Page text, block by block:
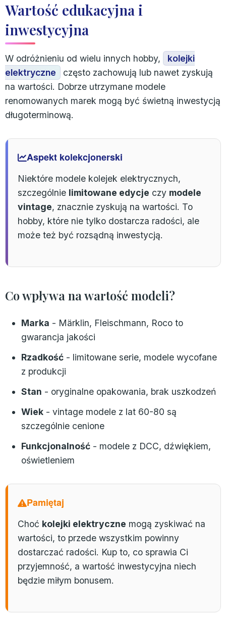
Wartość edukacyjna i
inwestycyjna
W odróżnieniu od wielu innych hobby,
kolejki
elektryczne
często zachowują lub nawet zyskują
na wartości. Dobrze utrzymane modele
renomowanych marek mogą być świetną inwestycją
długoterminową.
Aspekt kolekcjonerski
Niektóre modele kolejek elektrycznych,
szczególnie limitowane edycje czy modele
vintage, znacznie zyskują na wartości. To
hobby, które nie tylko dostarcza radości, ale
może też być rozsądną inwestycją.
Co wpływa na wartość modeli?
Marka - Märklin, Fleischmann, Roco to
gwarancja jakości
Rzadkość - limitowane serie, modele wycofane
z produkcji
Stan - oryginalne opakowania, brak uszkodzeń
Wiek - vintage modele z lat 60-80 są
szczególnie cenione
Funkcjonalność - modele z DCC, dźwiękiem,
oświetleniem
Pamiętaj
Choć kolejki elektryczne mogą zyskiwać na
wartości, to przede wszystkim powinny
dostarczać radości. Kup to, co sprawia Ci
przyjemność, a wartość inwestycyjna niech
będzie miłym bonusem.